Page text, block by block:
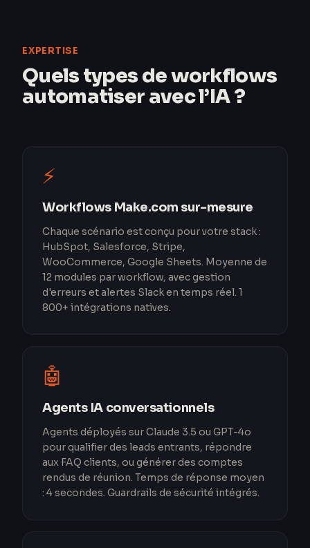
EXPERTISE
Quels types de workflows
automatiser avec l’IA ?
⚡
Workflows Make.com sur-mesure
Chaque scénario est conçu pour votre stack :
HubSpot, Salesforce, Stripe,
WooCommerce, Google Sheets. Moyenne de
12 modules par workflow, avec gestion
d'erreurs et alertes Slack en temps réel. 1
800+ intégrations natives.
🤖
Agents IA conversationnels
Agents déployés sur Claude 3.5 ou GPT-4o
pour qualifier des leads entrants, répondre
aux FAQ clients, ou générer des comptes
rendus de réunion. Temps de réponse moyen
: 4 secondes. Guardrails de sécurité intégrés.